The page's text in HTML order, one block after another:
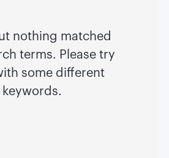
nothing matched
terms. Please try
some different
keywords.